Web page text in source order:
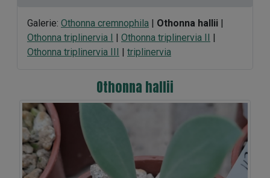
Galerie: Othonna cremnophila | Othonna hallii |
Othonna triplinervia I | Othonna triplinervia II |
Othonna triplinervia III | triplinervia
Othonna hallii